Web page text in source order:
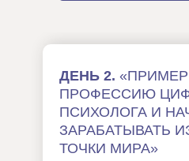
ДЕНЬ 2.
ПРОФЕССИЮ
ПСИХОЛОГА И
ЗАРАБАТЫВАТЬ
ТОЧКИ МИРА»